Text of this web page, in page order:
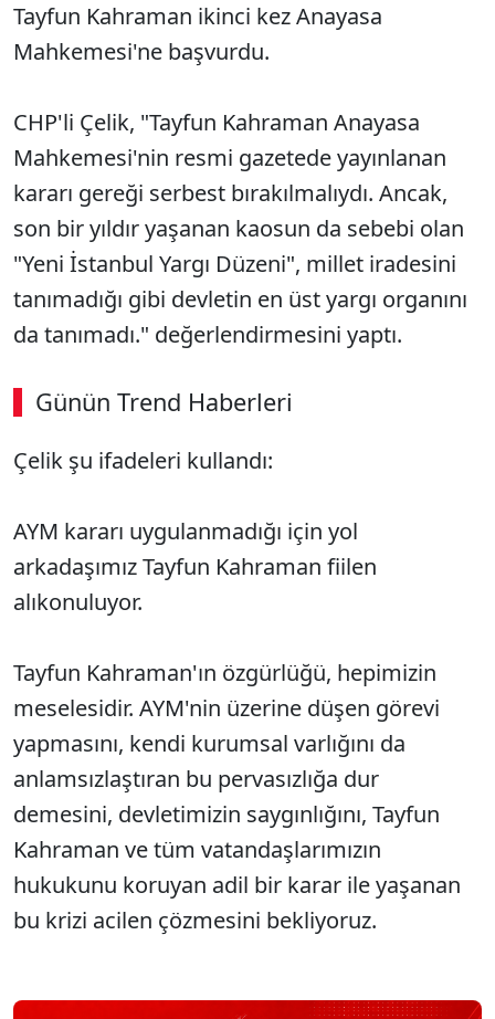
Tayfun Kahraman ikinci kez Anayasa
Mahkemesi'ne başvurdu.
CHP'li Çelik, "Tayfun Kahraman Anayasa
Mahkemesi'nin resmi gazetede yayınlanan
kararı gereği serbest bırakılmalıydı. Ancak,
son bir yıldır yaşanan kaosun da sebebi olan
"Yeni İstanbul Yargı Düzeni", millet iradesini
tanımadığı gibi devletin en üst yargı organını
da tanımadı." değerlendirmesini yaptı.
Günün Trend Haberleri
00:02 / 08:15
Çelik şu ifadeleri kullandı:
AYM kararı uygulanmadığı için yol
arkadaşımız Tayfun Kahraman fiilen
alıkonuluyor.
Tayfun Kahraman'ın özgürlüğü, hepimizin
meselesidir. AYM'nin üzerine düşen görevi
yapmasını, kendi kurumsal varlığını da
anlamsızlaştıran bu pervasızlığa dur
demesini, devletimizin saygınlığını, Tayfun
Kahraman ve tüm vatandaşlarımızın
hukukunu koruyan adil bir karar ile yaşanan
bu krizi acilen çözmesini bekliyoruz.